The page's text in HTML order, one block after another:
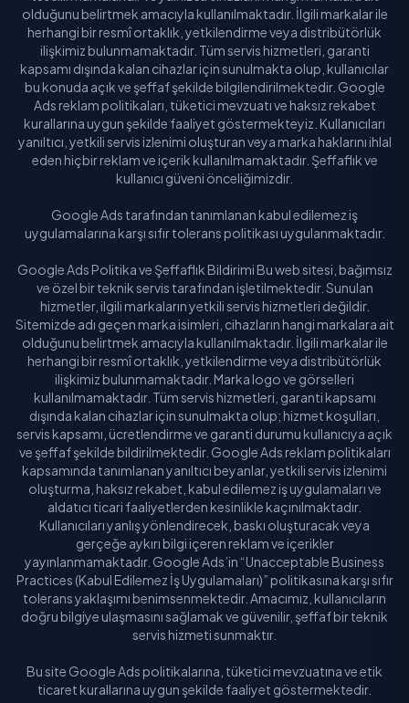
olduğunu belirtmek amacıyla kullanılmaktadır. İlgili markalar ile
herhangi bir resmî ortaklık, yetkilendirme veya distribütörlük
ilişkimiz bulunmamaktadır. Tüm servis hizmetleri, garanti
kapsamı dışında kalan cihazlar için sunulmakta olup, kullanıcılar
bu konuda açık ve şeffaf şekilde bilgilendirilmektedir. Google
Ads reklam politikaları, tüketici mevzuatı ve haksız rekabet
kurallarına uygun şekilde faaliyet göstermekteyiz. Kullanıcıları
yanıltıcı, yetkili servis izlenimi oluşturan veya marka haklarını ihlal
eden hiçbir reklam ve içerik kullanılmamaktadır. Şeffaflık ve
kullanıcı güveni önceliğimizdir.
Google Ads tarafından tanımlanan kabul edilemez iş
uygulamalarına karşı sıfır tolerans politikası uygulanmaktadır.
Google Ads Politika ve Şeffaflık Bildirimi Bu web sitesi, bağımsız
ve özel bir teknik servis tarafından işletilmektedir. Sunulan
hizmetler, ilgili markaların yetkili servis hizmetleri değildir.
Sitemizde adı geçen marka isimleri, cihazların hangi markalara ait
olduğunu belirtmek amacıyla kullanılmaktadır. İlgili markalar ile
herhangi bir resmî ortaklık, yetkilendirme veya distribütörlük
ilişkimiz bulunmamaktadır. Marka logo ve görselleri
kullanılmamaktadır. Tüm servis hizmetleri, garanti kapsamı
dışında kalan cihazlar için sunulmakta olup; hizmet koşulları,
servis kapsamı, ücretlendirme ve garanti durumu kullanıcıya açık
ve şeffaf şekilde bildirilmektedir. Google Ads reklam politikaları
kapsamında tanımlanan yanıltıcı beyanlar, yetkili servis izlenimi
oluşturma, haksız rekabet, kabul edilemez iş uygulamaları ve
aldatıcı ticari faaliyetlerden kesinlikle kaçınılmaktadır.
Kullanıcıları yanlış yönlendirecek, baskı oluşturacak veya
gerçeğe aykırı bilgi içeren reklam ve içerikler
yayınlanmamaktadır. Google Ads’in “Unacceptable Business
Practices (Kabul Edilemez İş Uygulamaları)” politikasına karşı sıfır
tolerans yaklaşımı benimsenmektedir. Amacımız, kullanıcıların
doğru bilgiye ulaşmasını sağlamak ve güvenilir, şeffaf bir teknik
servis hizmeti sunmaktır.
Bu site Google Ads politikalarına, tüketici mevzuatına ve etik
ticaret kurallarına uygun şekilde faaliyet göstermektedir.